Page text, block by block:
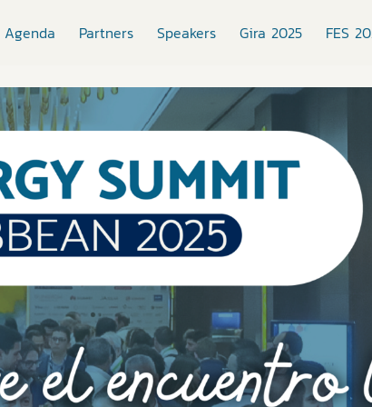
Agenda Partners Speakers Gira 2025 FES